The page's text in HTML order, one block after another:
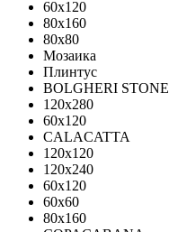
60x120
80x160
80x80
Мозаика
Плинтус
BOLGHERI STONE
120x280
60x120
CALACATTA
120x120
120x240
60x120
60x60
80x160